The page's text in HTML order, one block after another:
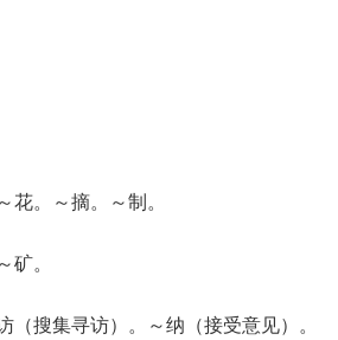
。～摘。～制。
。
搜集寻访）。～纳（接受意见）。